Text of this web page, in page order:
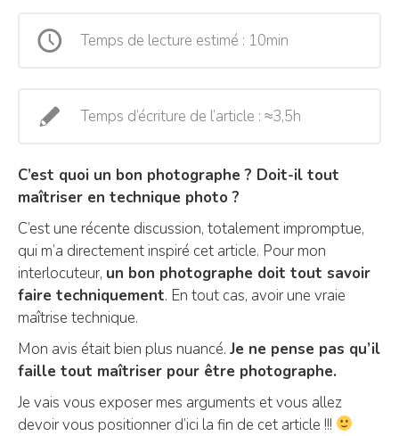
Temps de lecture estimé : 10min
Temps d’écriture de l’article : ≈3,5h
C’est quoi un bon photographe ? Doit-il tout
maîtriser en technique photo ?
C’est une récente discussion, totalement impromptue,
qui m’a directement inspiré cet article. Pour mon
interlocuteur, un bon photographe doit tout savoir
faire techniquement. En tout cas, avoir une vraie
maîtrise technique.
Mon avis était bien plus nuancé. Je ne pense pas qu’il
faille tout maîtriser pour être photographe.
Je vais vous exposer mes arguments et vous allez
devoir vous positionner d’ici la fin de cet article !!!